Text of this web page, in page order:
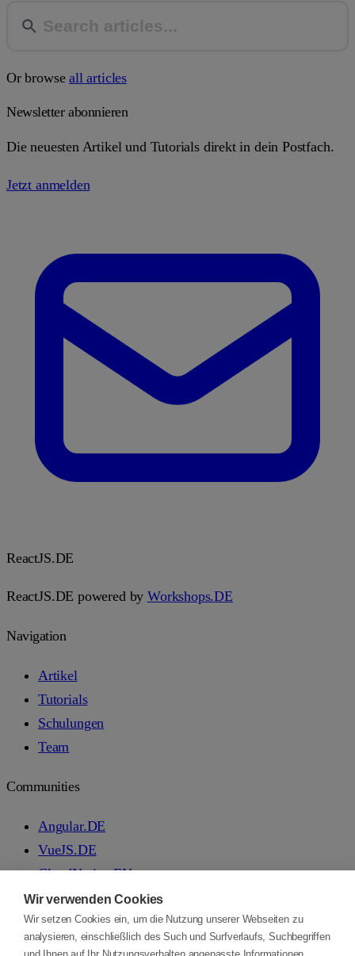
Wir verwenden Cookies
Wir setzen Cookies ein, um die Nutzung unserer Webseiten zu
analysieren, einschließlich des Such und Surfverlaufs, Suchbegriffen
Or browseall articles
Newsletter abonnieren
Die neuesten Artikel und Tutorials direkt in dein Postfach.
Jetzt anmelden
ReactJS.DE
ReactJS.DE powered byWorkshops.DE
Navigation
Artikel
Tutorials
Schulungen
Team
Communities
Angular.DE
VueJS.DE
CloudNative.EU
Workshops.DE
AI-Automation-Engineers.de